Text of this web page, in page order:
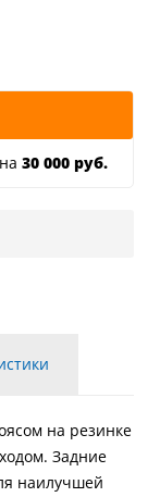
30 000 руб.
на резинке
Задние
наилучшей